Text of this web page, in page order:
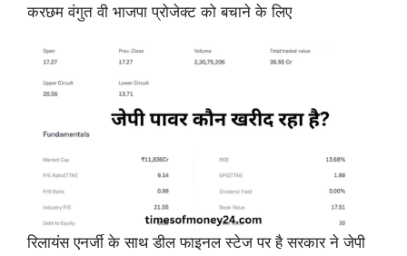
करछम वंगुत वी भाजपा प्रोजेक्ट को बचाने के लिए
रिलायंस एनर्जी के साथ डील फाइनल स्टेज पर है सरकार ने जेपी